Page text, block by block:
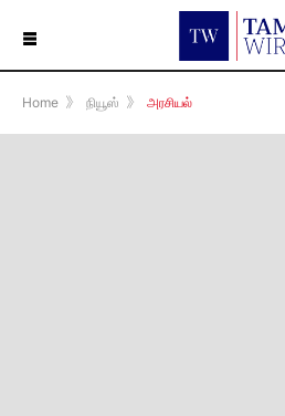
☰
Home 》 நியூஸ் 》 அரசியல்